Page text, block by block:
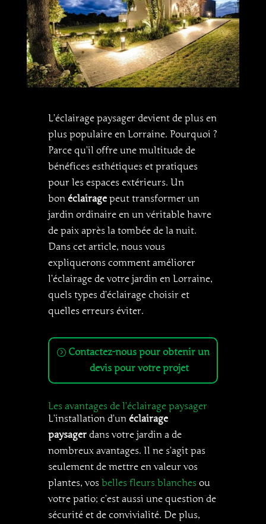
L’éclairage paysager devient de plus en
plus populaire en Lorraine. Pourquoi ?
Parce qu’il offre une multitude de
bénéfices esthétiques et pratiques
pour les espaces extérieurs. Un
bon éclairagepeut transformer un
jardin ordinaire en un véritable havre
de paix après la tombée de la nuit.
Dans cet article, nous vous
expliquerons comment améliorer
l’éclairage de votre jardin en Lorraine,
quels types d’éclairage choisir et
quelles erreurs éviter.
Contactez-nous pour obtenir un
devis pour votre projet
Les avantages de l’éclairage paysager
L’installation d’un éclairage
paysager dans votre jardin a de
nombreux avantages. Il ne s’agit pas
seulement de mettre en valeur vos
plantes, vos belles fleurs blanches ou
votre patio; c’est aussi une question de
sécurité et de convivialité. De plus,